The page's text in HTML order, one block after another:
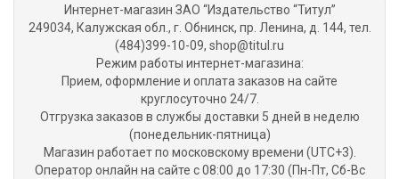
Интернет-магазин ЗАО “Издательство “Титул”
249034, Калужская обл., г. Обнинск, пр. Ленина, д. 144, тел.
(484)399-10-09, shop@titul.ru
Режим работы интернет-магазина:
Прием, оформление и оплата заказов на сайте
круглосуточно 24/7.
Отгрузка заказов в службы доставки 5 дней в неделю
(понедельник-пятница)
Магазин работает по московскому времени (UTC+3).
Оператор онлайн на сайте с 08:00 до 17:30 (Пн-Пт, Сб-Вс